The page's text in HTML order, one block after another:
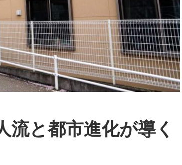
流と都市進化が導く